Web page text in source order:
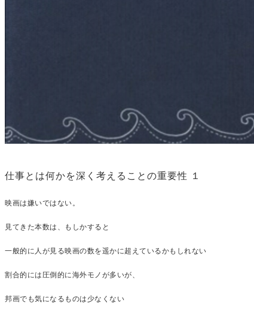
仕事とは何かを深く考えることの重要性 １
映画は嫌いではない。
見てきた本数は、もしかすると
一般的に人が見る映画の数を遥かに超えているかもしれない
割合的には圧倒的に海外モノが多いが、
邦画でも気になるものは少なくない